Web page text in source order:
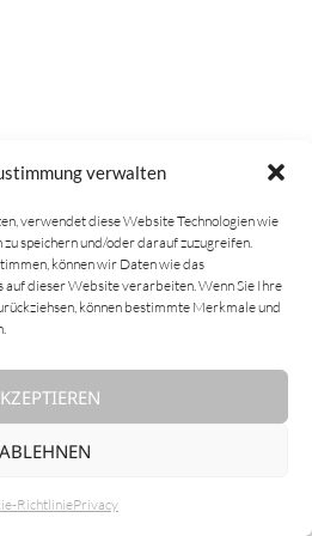
verwalten
verwendet diese Website Technologien wie
speichern und/oder darauf zuzugreifen.
können wir Daten wie das
dieser Website verarbeiten. Wenn Sie Ihre
können bestimmte Merkmale und
ABLEHNEN
RichtliniePrivacy